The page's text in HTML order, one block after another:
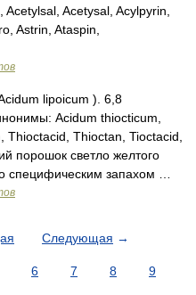
Acetysal, Acylpyrin,
Astrin, Ataspin,
lipoicum ). 6,8
Acidum thiocticum,
Thioctan, Tioctacid,
порошок светло желтого
специфическим запахом …
Следующая →
6 7 8
9